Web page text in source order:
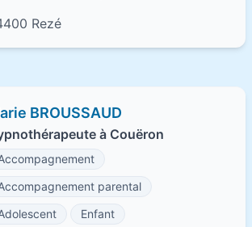
Rezé
BROUSSAUD
à Couëron
parental
Enfant